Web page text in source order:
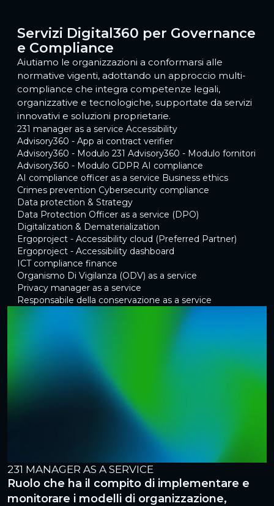
Servizi Digital360 per Governance
e Compliance
Aiutiamo le organizzazioni a conformarsi alle
normative vigenti, adottando un approccio multi-
compliance che integra competenze legali,
organizzative e tecnologiche, supportate da servizi
innovativi e soluzioni proprietarie.
231 manager as a service Accessibility
Advisory360 - App ai contract verifier
Advisory360 - Modulo 231 Advisory360 - Modulo fornitori
Advisory360 - Modulo GDPR AI compliance
AI compliance officer as a service Business ethics
Crimes prevention Cybersecurity compliance
Data protection & Strategy
Data Protection Officer as a service (DPO)
Digitalization & Dematerialization
Ergoproject - Accessibility cloud (Preferred Partner)
Ergoproject - Accessibility dashboard
ICT compliance finance
Organismo Di Vigilanza (ODV) as a service
Privacy manager as a service
Responsabile della conservazione as a service
231 MANAGER AS A SERVICE
Ruolo che ha il compito di implementare e
monitorare i modelli di organizzazione,